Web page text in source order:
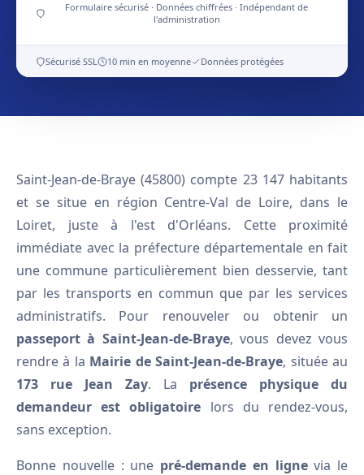
Formulaire sécurisé · Données chiffrées · Indépendant de
l'administration
Sécurisé SSL 10 min en moyenne Données protégées
Saint-Jean-de-Braye (45800) compte 23 147 habitants
et se situe en région Centre-Val de Loire, dans le
Loiret, juste à l'est d'Orléans. Cette proximité
immédiate avec la préfecture départementale en fait
une commune particulièrement bien desservie, tant
par les transports en commun que par les services
administratifs. Pour renouveler ou obtenir un
passeport à Saint-Jean-de-Braye, vous devez vous
rendre à la Mairie de Saint-Jean-de-Braye, située au
173 rue Jean Zay. La présence physique du
demandeur est obligatoire lors du rendez-vous,
sans exception.
Bonne nouvelle : une pré-demande en lignevia le